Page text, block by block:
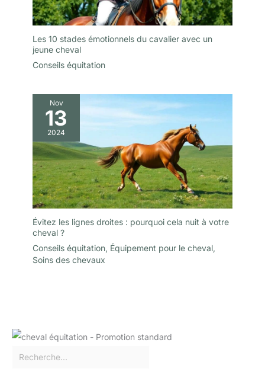
Les 10 stades émotionnels du cavalier avec un
jeune cheval
Conseils équitation
Nov
13
2024
Évitez les lignes droites : pourquoi cela nuit à votre
cheval ?
Conseils équitation, Équipement pour le cheval,
Soins des chevaux